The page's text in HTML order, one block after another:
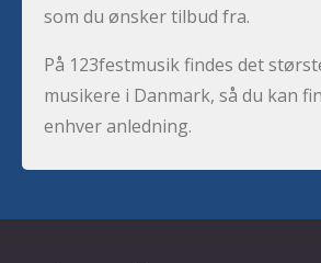
som du ønsker tilbud fra.
På 123festmusik findes det
musikere i Danmark, så du kan
enhver anledning.